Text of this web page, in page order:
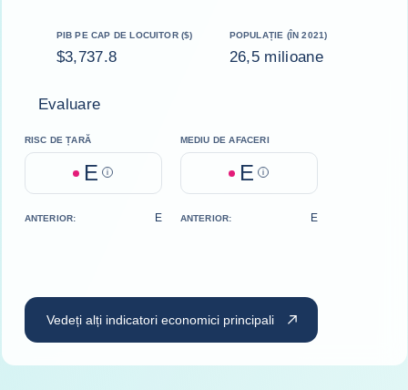
PIB PE CAP DE LOCUITOR ($)
$3,737.8
POPULAȚIE (ÎN 2021)
26,5 milioane
Evaluare
RISC DE ȚARĂ
E Help
MEDIU DE AFACERI
E Help
ANTERIOR: E ANTERIOR: E
Vedeți alți indicatori economici principali